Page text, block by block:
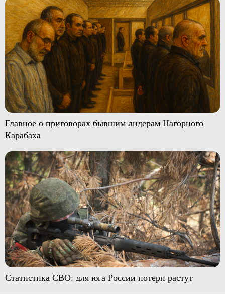
Главное о приговорах бывшим лидерам Нагорного
Карабаха
Статистика СВО: для юга России потери растут